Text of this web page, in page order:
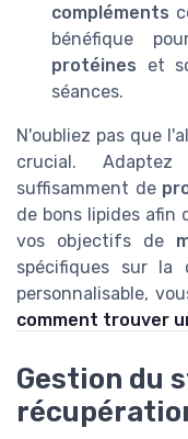
compléments
bénéfique
protéines et
séances.
N'oubliez pas que
crucial.
suffisamment de
de bons lipides afin
vos objectifs de
spécifiques sur la
personnalisable,
comment trouver
Gestion du